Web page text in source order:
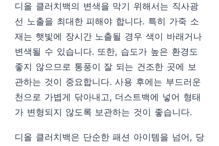
디올 클러치백의 변색을 막기 위해서는 직사광
선 노출을 최대한 피해야 합니다. 특히 가죽 소
재는 햇빛에 장시간 노출될 경우 색이 바래거나
변색될 수 있습니다. 또한, 습도가 높은 환경도
좋지 않으므로 통풍이 잘 되는 건조한 곳에 보
관하는 것이 중요합니다. 사용 후에는 부드러운
천으로 가볍게 닦아내고, 더스트백에 넣어 형태
가 변형되지 않도록 보관하는 것이 좋습니다.
디올 클러치백은 단순한 패션 아이템을 넘어, 당